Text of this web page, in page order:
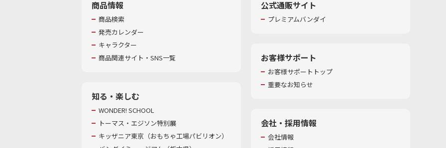
商品情報
商品検索
発売カレンダー
キャラクター
商品関連サイト・SNS一覧
知る・楽しむ
WONDER! SCHOOL
トーマス・エジソン特別展
キッザニア東京（おもちゃ工場パビリオン）​
公式通販サイト
プレミアムバンダイ
お客様サポート
お客様サポートトップ
重要なお知らせ
会社・採用情報
会社情報